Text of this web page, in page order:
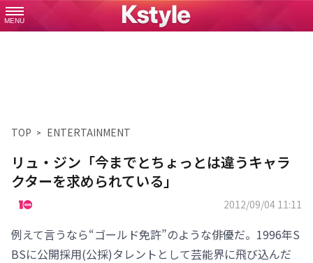
MENU
TOP ENTERTAINMENT
リュ・ジン「今までとちょっとは違うキャラ
クターを求められている」
2012/09/04 11:11
例えて言うなら“ゴールド免許”のような俳優だ。1996年S
BSに公開採用(公採)タレントとして芸能界に飛び込んだ